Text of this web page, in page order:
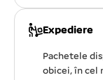
Expediere
Pachetele
obicei, în cel